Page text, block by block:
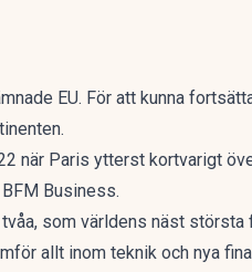
EU. För att kunna
när Paris ytterst kortvarigt
BFM Business.
som världens näst största
allt inom teknik och nya